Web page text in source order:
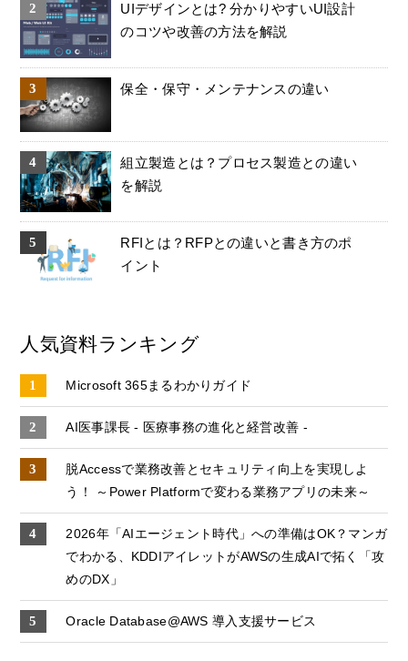
UIデザインとは? 分かりやすいUI設計
のコツや改善の方法を解説
保全・保守・メンテナンスの違い
組立製造とは？プロセス製造との違い
を解説
RFIとは？RFPとの違いと書き方のポ
イント
人気資料ランキング
Microsoft 365まるわかりガイド
AI医事課長 - 医療事務の進化と経営改善 -
脱Accessで業務改善とセキュリティ向上を実現しよ
う！ ～Power Platformで変わる業務アプリの未来～
2026年「AIエージェント時代」への準備はOK？マンガ
でわかる、KDDIアイレットがAWSの生成AIで拓く「攻
めのDX」
Oracle Database@AWS 導入支援サービス